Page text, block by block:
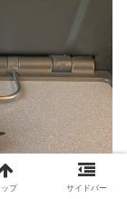
ップ サイドバー